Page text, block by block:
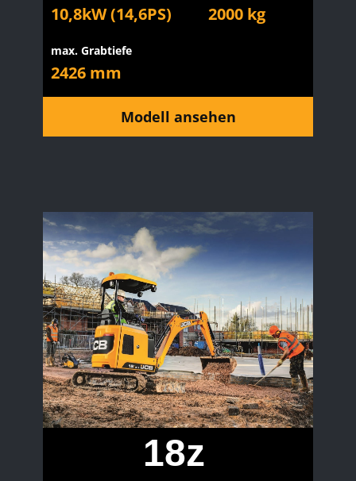
10,8kW (14,6PS) 2000 kg
max. Grabtiefe
2426 mm
Modell ansehen
18z